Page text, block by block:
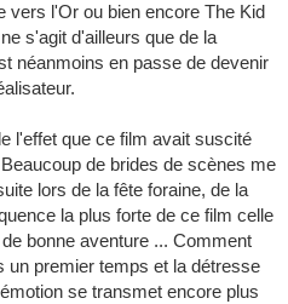
vers l'Or ou bien encore The Kid
s'agit d'ailleurs que de la
néanmoins en passe de devenir
l'effet que ce film avait suscité
de brides de scènes me
lors de la fête foraine, de la
la plus forte de ce film celle
bonne aventure ... Comment
un premier temps et la détresse
se transmet encore plus